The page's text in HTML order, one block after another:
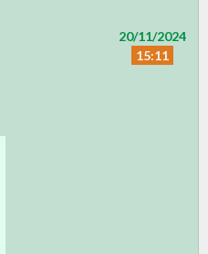
20/11/2024
15:11